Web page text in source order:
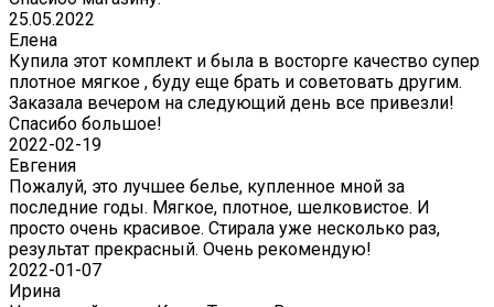
25.05.2022
Елена
Купила этот комплект и была в восторге качество супер
плотное мягкое , буду еще брать и советовать другим.
Заказала вечером на следующий день все привезли!
Спасибо большое!
2022-02-19
Евгения
Пожалуй, это лучшее белье, купленное мной за
последние годы. Мягкое, плотное, шелковистое. И
просто очень красивое. Стирала уже несколько раз,
результат прекрасный. Очень рекомендую!
2022-01-07
Ирина